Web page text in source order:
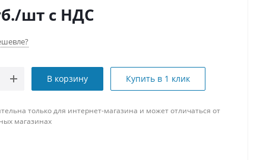
/шт с НДС
В корзину Купить в 1 клик
только для интернет-магазина и может отличаться от
магазинах